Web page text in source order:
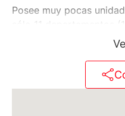
Posee muy pocas
sólo 11 departamentos
1 de 3 ambientes) y 15
primer y segundo piso,
ambientes, 2 al frente y
poseen acceso a un